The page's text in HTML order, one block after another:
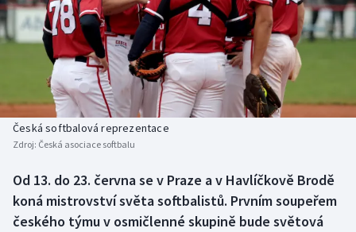
Baseball a softbal
Basketbal
Biatlon
Boby a skeleton
Box
Curling
Soutěže
Historické návraty
Aplikace ČT sport
AZ kvíz
Česká softbalová reprezentace
Zdroj: Česká asociace softbalu
Od 13. do 23. června se v Praze a v Havlíčkově Brodě
koná mistrovství světa softbalistů. Prvním soupeřem
českého týmu v osmičlenné skupině bude světová